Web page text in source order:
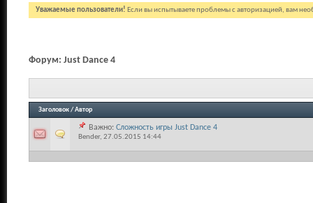
Уважаемые пользователи! Если вы испытываете проблемы с авторизацией, вам
Форум: Just Dance 4
Заголовок/Автор
Важно: Сложность игры Just Dance 4
Bender, 27.05.2015 14:44